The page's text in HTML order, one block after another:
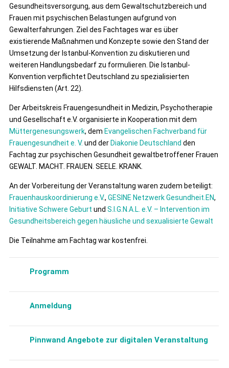
Gesundheitsversorgung, aus dem Gewaltschutzbereich und
Frauen mit psychischen Belastungen aufgrund von
Gewalterfahrungen. Ziel des Fachtages war es über
existierende Maßnahmen und Konzepte sowie den Stand der
Umsetzung der Istanbul-Konvention zu diskutieren und
weiteren Handlungsbedarf zu formulieren. Die Istanbul-
Konvention verpflichtet Deutschland zu spezialisierten
Hilfsdiensten (Art. 22).
Der Arbeitskreis Frauengesundheit in Medizin, Psychotherapie
und Gesellschaft e.V. organisierte in Kooperation mit dem
Müttergenesungswerk, dem Evangelischen Fachverband für
Frauengesundheit e. V. und der Diakonie Deutschland den
Fachtag zur psychischen Gesundheit gewaltbetroffener Frauen
GEWALT. MACHT. FRAUEN. SEELE. KRANK.
An der Vorbereitung der Veranstaltung waren zudem beteiligt:
Frauenhauskoordinierung e.V., GESINE Netzwerk Gesundheit.EN,
Initiative Schwere Geburt und S.I.G.N.A.L. e.V. – Intervention im
Gesundheitsbereich gegen häusliche und sexualisierte Gewalt
Die Teilnahme am Fachtag war kostenfrei.
Programm
Anmeldung
Pinnwand Angebote zur digitalen Veranstaltung